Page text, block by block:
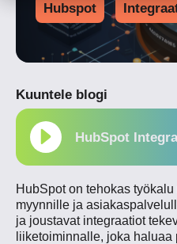
Hubspot
Kuuntele blogi
HubSpot on tehokas
myynnille ja
ja joustavat integraatiot
liiketoiminnalle, joka